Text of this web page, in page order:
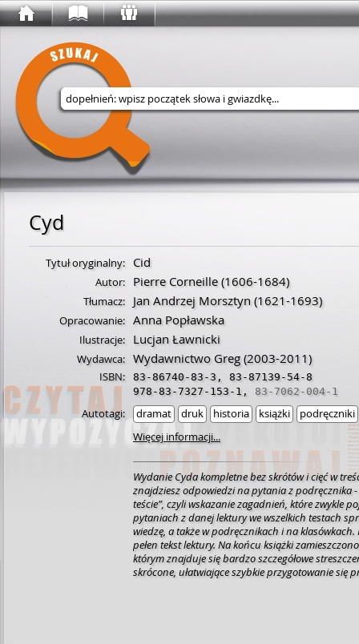
Wyszukaj w serwisie
Cyd
Tytuł oryginalny: Cid
Autor: Pierre Corneille(1606-1684)
Tłumacz: Jan Andrzej Morsztyn(1621-1693)
Opracowanie: Anna Popławska
Ilustracje: Lucjan Ławnicki
Wydawca: Wydawnictwo Greg(2003-2011)
ISBN: 83-86740-83-3 , 83-87139-54-8
978-83-7327-153-1 , 83-7062-004-1
Autotagi: dramat druk historia książki
podręczniki
Więcej informacji...
Wydanie Cyda kompletne bez skrótów i cięć w
znajdziesz odpowiedzi na pytania z podręcznika
teście”, czyli wskazanie zagadnień, które zwykle
pytaniach z danej lektury we wszelkich testach
wiedzę, a także w podręcznikach i na klasówkach.
pełen tekst lektury. Na końcu książki
którym znajduje się bardzo szczegółowe
skrócone, ułatwiające szybkie przygotowanie się